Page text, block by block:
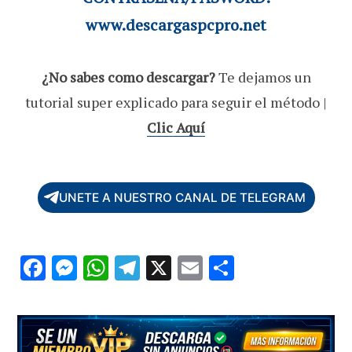
www.descargaspcpro.net
¿No sabes como descargar?Te dejamos un
tutorial super explicado para seguir el método |
Clic Aquí
UNETE A NUESTRO CANAL DE TELEGRAM
F
e
b
M
se
n
W
at
s
T
e
gr
X E
ai
l
m
p